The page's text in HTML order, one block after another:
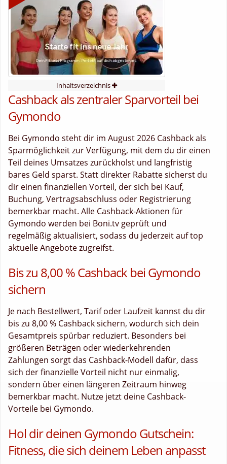
Inhaltsverzeichnis
Cashback als zentraler Sparvorteil bei
Gymondo
Bei Gymondo steht dir im August 2026 Cashback als
Sparmöglichkeit zur Verfügung, mit dem du dir einen
Teil deines Umsatzes zurückholst und langfristig
bares Geld sparst. Statt direkter Rabatte sicherst du
dir einen finanziellen Vorteil, der sich bei Kauf,
Buchung, Vertragsabschluss oder Registrierung
bemerkbar macht. Alle Cashback-Aktionen für
Gymondo werden bei Boni.tv geprüft und
regelmäßig aktualisiert, sodass du jederzeit auf top
aktuelle Angebote zugreifst.
Bis zu 8,00 % Cashback bei Gymondo
sichern
Je nach Bestellwert, Tarif oder Laufzeit kannst du dir
bis zu 8,00 % Cashback sichern, wodurch sich dein
Gesamtpreis spürbar reduziert. Besonders bei
größeren Beträgen oder wiederkehrenden
Zahlungen sorgt das Cashback-Modell dafür, dass
sich der finanzielle Vorteil nicht nur einmalig,
sondern über einen längeren Zeitraum hinweg
bemerkbar macht. Nutze jetzt deine Cashback-
Vorteile bei Gymondo.
Hol dir deinen Gymondo Gutschein:
Fitness, die sich deinem Leben anpasst